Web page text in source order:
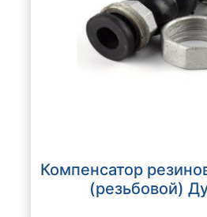
Компенсатор
(резьбовой)